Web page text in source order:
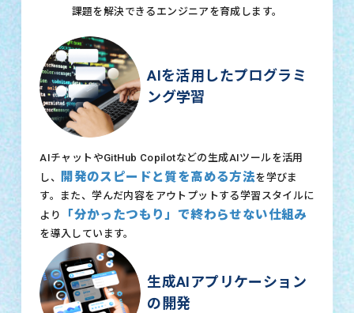
課題を解決できるエンジニアを育成します。
AIを活用したプログラミ
ング学習
AIチャットやGitHub Copilotなどの生成AIツールを活用
し、
開発のスピードと質を高める方法を学びま
す。また、学んだ内容をアウトプットする学習スタイルに
より
「分かったつもり」で終わらせない仕組み
を導入しています。
生成AIアプリケーション
の開発